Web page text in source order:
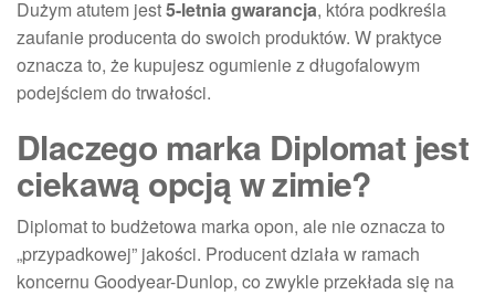
Dużym atutem jest5-letnia gwarancja, która podkreśla
zaufanie producenta do swoich produktów. W praktyce
oznacza to, że kupujesz ogumienie z długofalowym
podejściem do trwałości.
Dlaczego marka Diplomat jest
ciekawą opcją w zimie?
Diplomat to budżetowa marka opon, ale nie oznacza to
„przypadkowej” jakości. Producent działa w ramach
koncernu Goodyear-Dunlop, co zwykle przekłada się na